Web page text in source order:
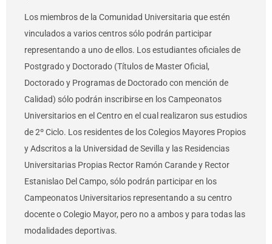
Los miembros de la Comunidad Universitaria que estén
vinculados a varios centros sólo podrán participar
representando a uno de ellos. Los estudiantes oficiales de
Postgrado y Doctorado (Títulos de Master Oficial,
Doctorado y Programas de Doctorado con mención de
Calidad) sólo podrán inscribirse en los Campeonatos
Universitarios en el Centro en el cual realizaron sus estudios
de 2º Ciclo. Los residentes de los Colegios Mayores Propios
y Adscritos a la Universidad de Sevilla y las Residencias
Universitarias Propias Rector Ramón Carande y Rector
Estanislao Del Campo, sólo podrán participar en los
Campeonatos Universitarios representando a su centro
docente o Colegio Mayor, pero no a ambos y para todas las
modalidades deportivas.